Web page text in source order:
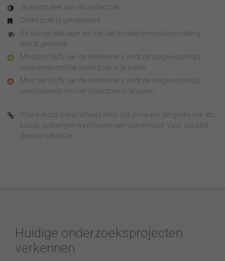
Je neemt deel aan dit onderzoek
Onderzoek is gemarkeerd
De Survey Manager wil niet dat de deelnemersbeoordeling
wordt getoond
Minstens 50% van de deelnemers vindt de toegewezen tijd
voldoende om het onderzoek in te vullen
Meer dan 50% van de deelnemers vindt de toegewezen tijd
onvoldoende om het onderzoek in te vullen
* De website bevat affiliate links. Als je via een dergelijke link iets
koopt, ontvangen wij mogelijk een commissie. Voor jou blijft
de prijs hetzelfde.
Huidige onderzoeksprojecten
verkennen